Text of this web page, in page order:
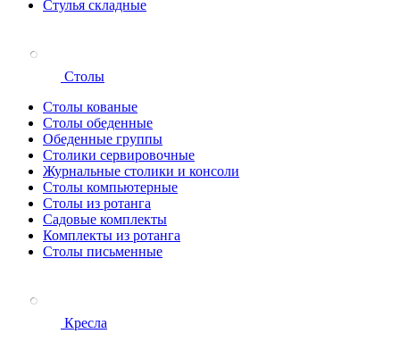
Стулья складные
Столы
Столы кованые
Столы обеденные
Обеденные группы
Столики сервировочные
Журнальные столики и консоли
Столы компьютерные
Столы из ротанга
Садовые комплекты
Комплекты из ротанга
Столы письменные
Кресла